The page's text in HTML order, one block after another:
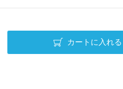
カートに入れる